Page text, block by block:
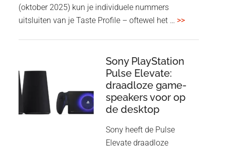
(oktober 2025) kun je individuele nummers
uitsluiten van je Taste Profile – oftewel het … >>overSpotify
tracks
uitsluiten
Sony PlayStation
Pulse Elevate:
draadloze game-
speakers voor op
de desktop
Sony heeft de Pulse
Elevate draadloze